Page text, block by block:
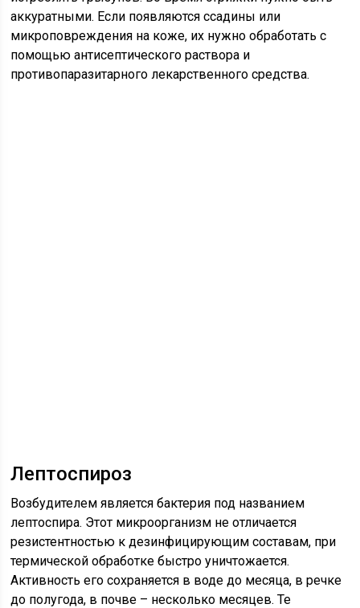
аккуратными. Если появляются ссадины или
микроповреждения на коже, их нужно обработать с
помощью антисептического раствора и
противопаразитарного лекарственного средства.
Лептоспироз
Возбудителем является бактерия под названием
лептоспира. Этот микроорганизм не отличается
резистентностью к дезинфицирующим составам, при
термической обработке быстро уничтожается.
Активность его сохраняется в воде до месяца, в речке
до полугода, в почве – несколько месяцев. Те